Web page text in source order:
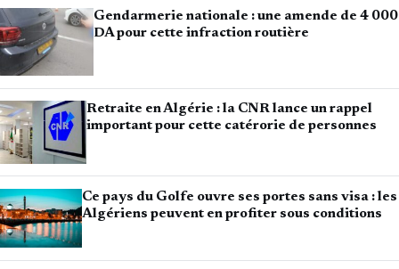
Gendarmerie nationale : une amende de 4 000
DA pour cette infraction routière
Retraite en Algérie : la CNR lance un rappel
important pour cette catérorie de personnes
Ce pays du Golfe ouvre ses portes sans visa : les
Algériens peuvent en profiter sous conditions